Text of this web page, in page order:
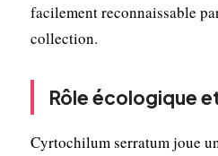
facilement reconnaissable
collection.
Rôle écologique
Cyrtochilum serratum joue